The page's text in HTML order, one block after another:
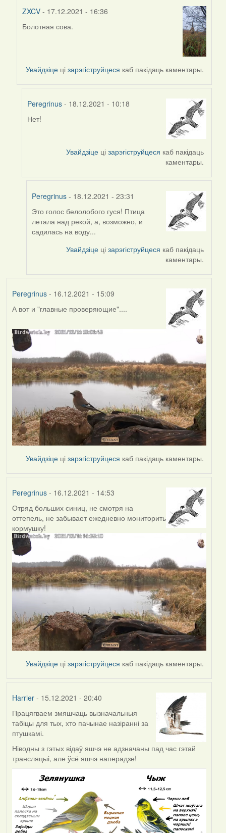
ZXCV - 17.12.2021 - 16:36
In
Peregrinus
Болотная сова.
Увайдзіце цізарэгіструйцеся каб пакідаць каментары.
Peregrinus- 18.12.2021 - 10:18
In
Нет!
Увайдзіце цізарэгіструйцеся каб пакідаць
каментары.
Peregrinus - 18.12.2021 - 23:31
In
reply
to
Это голос белолобого гуся! Птица
летала над рекой, а, возможно, и
садилась на воду...
Увайдзіце цізарэгіструйцеся каб пакідаць
каментары.
Peregrinus- 16.12.2021 - 15:09
А вот и "главные проверяющие"....
Увайдзіце цізарэгіструйцеся каб пакідаць каментары.
Peregrinus- 16.12.2021 - 14:53
Отряд больших синиц, не смотря на
оттепель, не забывает ежедневно мониторить
кормушку!
Увайдзіце цізарэгіструйцеся каб пакідаць каментары.
Harrier- 15.12.2021 - 20:40
Працягваем змяшчаць вызначальныя
табіцы для тых, хто пачынае назіранні за
птушкамі.
Ніводны з гэтых відаў яшчэ не адзначаны пад час гэтай
трансляцыі, але ўсё яшчэ наперадзе!